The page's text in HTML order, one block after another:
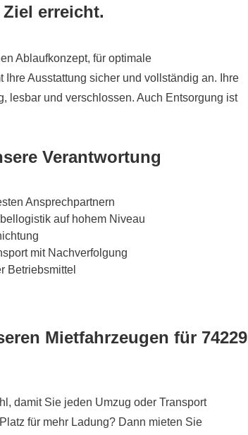
erreicht.
Ablaufkonzept, für optimale
Ihre Ausstattung sicher und vollständig an. Ihre
lesbar und verschlossen. Auch Entsorgung ist
Verantwortung
Ansprechpartnern
auf hohem Niveau
mit Nachverfolgung
Betriebsmittel
Mietfahrzeugen für 74229
damit Sie jeden Umzug oder Transport
für mehr Ladung? Dann mieten Sie